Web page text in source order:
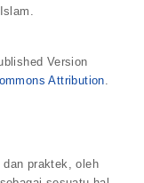
Version
Attribution.
dan praktek, oleh